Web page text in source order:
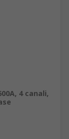
4 canali,